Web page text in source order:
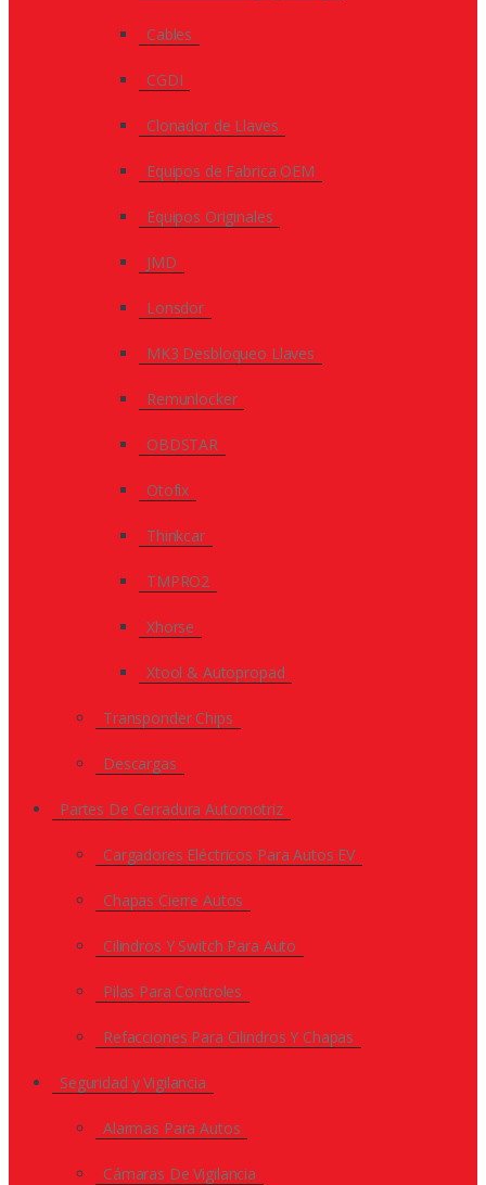
Cables
CGDI
Clonador de Llaves
Equipos de Fabrica OEM
Equipos Originales
JMD
Lonsdor
MK3 Desbloqueo Llaves
Remunlocker
OBDSTAR
Otofix
Thinkcar
TMPRO2
Xhorse
Xtool & Autopropad
Transponder Chips
Descargas
Partes De Cerradura Automotriz
Cargadores Eléctricos Para Autos EV
Chapas Cierre Autos
Cilindros Y Switch Para Auto
Pilas Para Controles
Refacciones Para Cilindros Y Chapas
Seguridad y Vigilancia
Alarmas Para Autos
Cámaras De Vigilancia